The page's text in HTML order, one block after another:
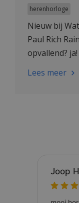
herenhorloge
Nieuw bij
Paul Rich
opvallend?
Lees meer